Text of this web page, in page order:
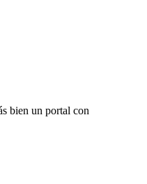
bien un portal con